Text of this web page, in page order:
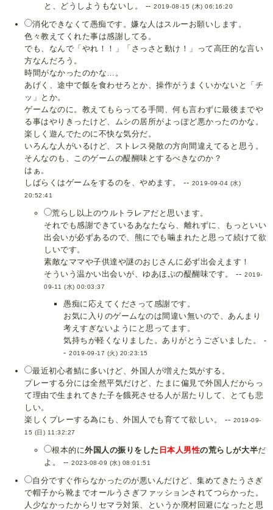
と、どうしようもないし。 --2019-08-15 (木) 06:16:20
消化できなくて愚痴です。嫌な人はスルーお願いします。
色々教えてくれた事は感謝してる。
でも、なんで「やれ！！」「さっさと動け！」って高圧的な言い
方なんだろう。
時間がなかったのかな…。
あげく、途中で飯を食わせろとか、操作がうまくいかないと「チ
ッ」とか。
ゲームなのに。教えてもらってる手間、何も言わずに最後までや
る事はやりきったけど、ムシの居所がよっぽど悪かったのかな。
楽しく遊んでたのに不快な気分だ。
いろんな人がいるけど、ストレス発散の方向間違えてると思う。
そんなのも、このゲームの醍醐味とするべきなのか？
はぁ。
しばらくはゲームをするのを、やめます。 -- 2019-09-04 (水)
20:52:41
荒らし以上のウルトラレアだと思います。
それでも感謝できているあなたなら、離れずに、もっといい
出会いが必ずあるので、熊にでも噛まれたと思って続けて欲
しいです。
素敵なママや子供達や謎のおじさんに必ず出会えます！
そういう温かい出会いが、ゆあほぷの醍醐味です。 --2019-
09-11 (水) 00:03:37
愚痴に応えてくださって感謝です。
お気に入りのゲームなのは間違い無いので、あんまり
考えすぎないようにと思ってます。
気持ちが軽くなりました。ありがとうございました。 -
-2019-09-17 (火) 20:23:15
最近初心者鯖に多いけど、外国人が増えた気がする。
プレーする分には全然平気だけど、たまに偏見で外国人だからっ
て理由で生まれてきた子を餓死させる人が居たりして、とても悲
しい。
楽しくプレーする為にも、外国人でも育てて欲しい。 -- 2019-09-
15 (日) 11:32:27
根本的に外国人の振りをした 日本人男性の荒らしが大半だ
よ。 --2023-08-09 (水) 08:01:51
自分ですぐ作らなかったのが悪いんだけど、集めてきたうさぎ
で帽子から靴までオールうさぎファッションされてつらかった。
人少なかったからリセマラ対策、というか廃村回避になったと思